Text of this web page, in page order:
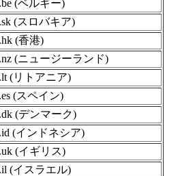
.be (ベルギー)
.sk (スロバキア)
.hk (香港)
.nz (ニュージーランド)
.lt (リトアニア)
.es (スペイン)
.dk (デンマーク)
.id (インドネシア)
.uk (イギリス)
.il (イスラエル)